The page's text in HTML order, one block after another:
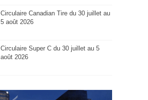
Circulaire Canadian Tire du 30 juillet au
5 août 2026
Circulaire Super C du 30 juillet au 5
août 2026